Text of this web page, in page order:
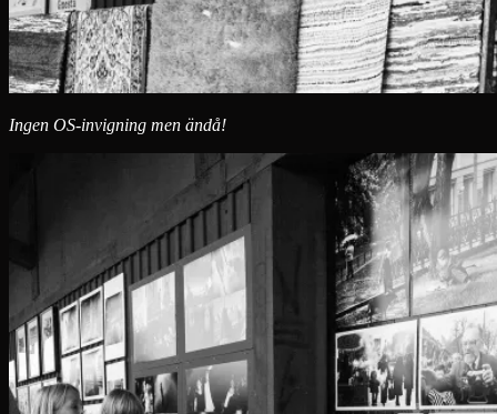
Ingen OS-invigning men ändå!